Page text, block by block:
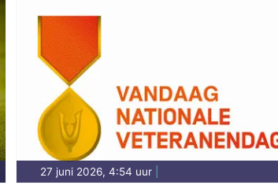
27 juni 2026, 4:54 uur|